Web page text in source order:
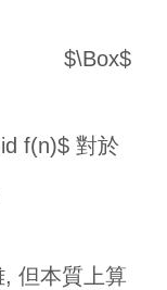
$\Box$
f(n)$ 對於
但本質上算